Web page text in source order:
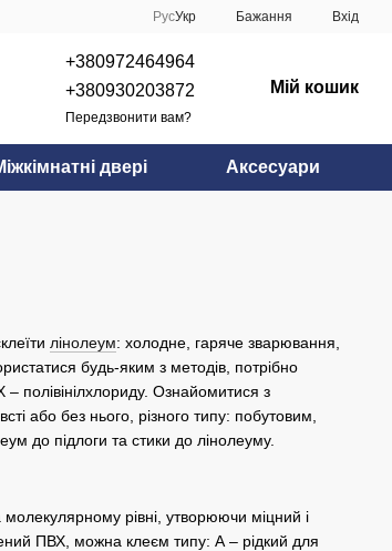
РусУкр Бажання Вхід
+380972464964
+380930203872
Передзвонити вам?
Мій кошик
двері Аксесуари
лінолеум: холодне, гаряче зварювання,
будь-яким з методів, потрібно
полівінілхлориду. Ознайомитися з
або без нього, різного типу: побутовим,
до підлоги та стики до лінолеуму.
рівні, утворюючи міцний і
ПВХ, можна клеєм типу: А – рідкий для